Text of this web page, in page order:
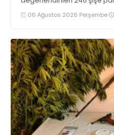
06 Ağustos 2026 Perşembe